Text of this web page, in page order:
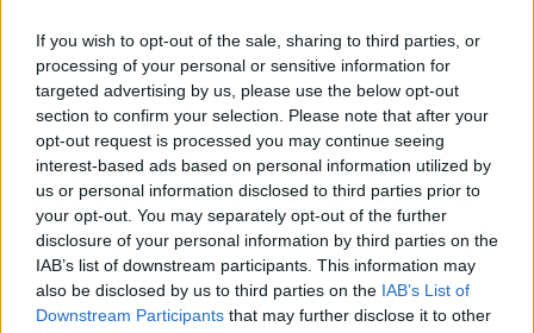
If you wish to opt-out of the sale, sharing to third parties, or
processing of your personal or sensitive information for
targeted advertising by us, please use the below opt-out
section to confirm your selection. Please note that after your
opt-out request is processed you may continue seeing
interest-based ads based on personal information utilized by
us or personal information disclosed to third parties prior to
your opt-out. You may separately opt-out of the further
disclosure of your personal information by third parties on the
IAB’s list of downstream participants. This information may
also be disclosed by us to third parties on the IAB’s List of
Downstream Participants that may further disclose it to other
Κόσμος |12.02.2024 07:55
Χάρτης θησαυρού του Β’ Παγκοσμίου
Πολέμου έχει βγάλει στην ύπαιθρο με
φτυάρια και γκασμάδες τη μισή χώρα
Η είδηση του θαμμένου θησαυρού διέρρευσε
ταχύτατα και εξαπλώθηκε σαν πανδημία
στις πόλεις της Ολλανδίας